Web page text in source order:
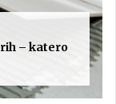
– katero